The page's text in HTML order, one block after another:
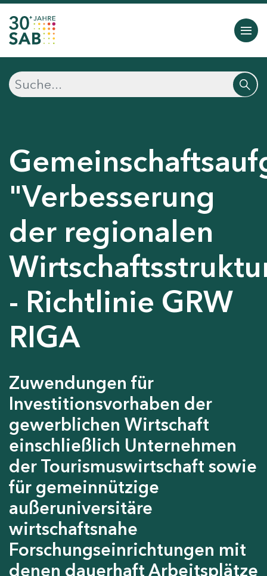
"Verbesserung
der regionalen
- Richtlinie GRW
RIGA
Zuwendungen für
Investitionsvorhaben der
gewerblichen Wirtschaft
einschließlich Unternehmen
der Tourismuswirtschaft sowie
für gemeinnützige
außeruniversitäre
wirtschaftsnahe
Forschungseinrichtungen mit
denen dauerhaft Arbeitsplätze